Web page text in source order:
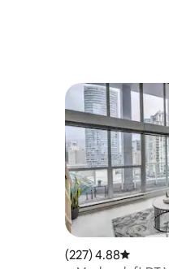
متوسط التقييم 4.88 من 5، 227 مراجعات
4.88 (227)